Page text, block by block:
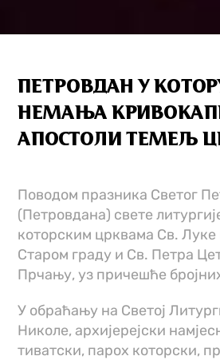
ПЕТРОВДАН У
НЕМАЊА
АПОСТОЛИ ТЕМЕЉ
Поводом празника Светог
(Петровдана) свете
которским црквама Св.
Старом граду и Св. Петра
Прчању, уз причешће
У обраћању на Светој
Николе, архијерејски
тиватски, парох которски,